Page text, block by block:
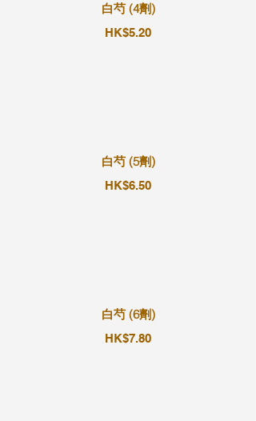
白芍 (4劑)
HK$5.20
白芍 (5劑)
HK$6.50
白芍 (6劑)
HK$7.80